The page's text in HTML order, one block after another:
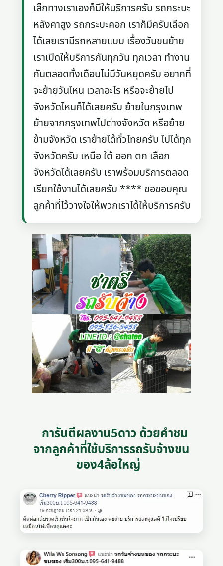
เล็กทางเราเองก็มีให้บริการครับ รถกระบะ
หลังคาสูง รถกระบะคอก เราก็มีครับเลือก
ได้เลยเรามีรถหลายแบบ เรื่องวันขนย้าย
เราเปิดให้บริการกันทุกวัน ทุกเวลา ทำงาน
กันตลอดทั้งเดือนไม่มีวันหยุดครับ อยากที่
จะย้ายวันไหน เวลาอะไร หรือจะย้ายไป
จังหวัดไหนก็ได้เลยครับ ย้ายในกรุงเทพ
ย้ายจากกรุงเทพไปต่างจังหวัด หรือย้าย
ข้ามจังหวัด เราย้ายได้ทั่วไทยครับ ไปได้ทุก
จังหวัดครับ เหนือ ใต้ ออก ตก เลือก
จังหวัดได้เลยครับ เราพร้อมบริการตลอด
เรียกใช้งานได้เลยครับ **** ขอขอบคุณ
ลูกค้าที่ไว้วางใจให้พวกเราได้ให้บริการครับ
การันตีผลงาน5ดาว ด้วยคำชม
จากลูกค้าที่ใช้บริการรถรับจ้างขน
ของ4ล้อใหญ่